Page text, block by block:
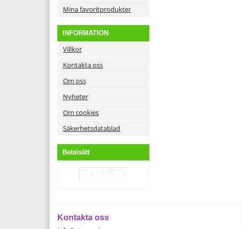
Mina favoritprodukter
INFORMATION
Villkor
Kontakta oss
Om oss
Nyheter
Om cookies
Säkerhetsdatablad
Betalsätt
Kontakta oss